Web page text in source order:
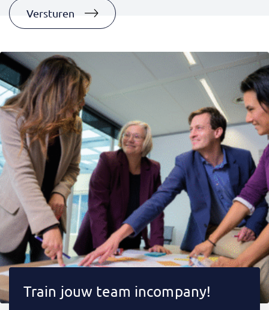
+1Versturen
Train jouw team incompany!